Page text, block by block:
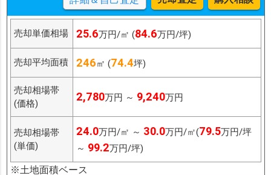
売却単価相場 25.6万円/㎡ (84.6万円/坪)
売却平均面積 246㎡ (74.4坪)
売却相場帯
(価格)
2,780万円 ～ 9,240万円
売却相場帯
(単価)
24.0万円/㎡ ～ 30.0万円/㎡(79.5万円/坪
～ 99.2万円/坪)
※土地面積ベース